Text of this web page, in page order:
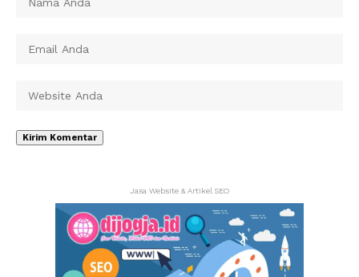
Jasa Website & Artikel SEO